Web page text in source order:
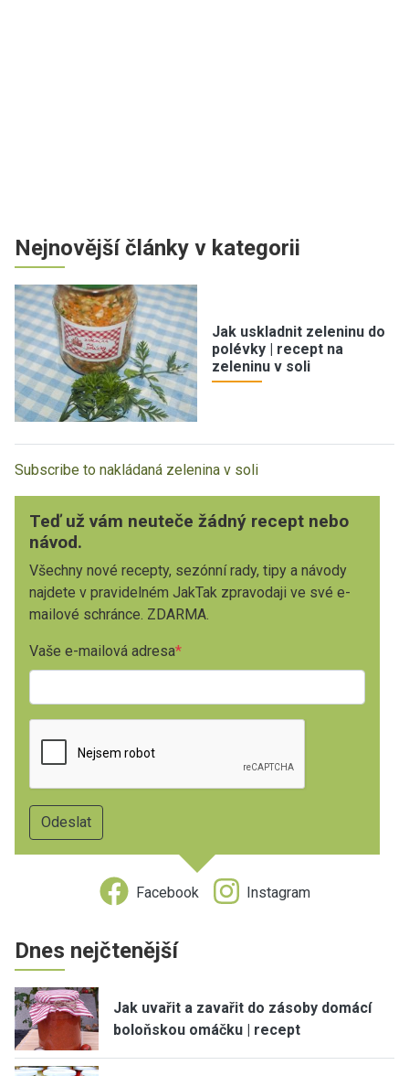
Nejnovější články v kategorii
Jak uskladnit zeleninu do
polévky | recept na
zeleninu v soli
Subscribe to nakládaná zelenina v soli
Teď už vám neuteče žádný recept nebo
návod.
Všechny nové recepty, sezónní rady, tipy a návody
najdete v pravidelném JakTak zpravodaji ve své e-
mailové schránce. ZDARMA.
Vaše e-mailová adresa
Facebook Instagram
Dnes nejčtenější
Jak uvařit a zavařit do zásoby domácí
boloňskou omáčku | recept